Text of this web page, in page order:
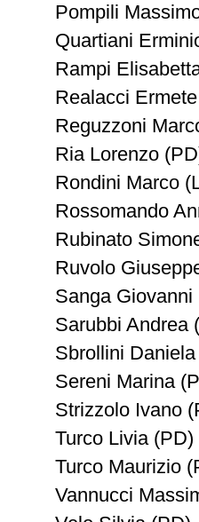
Pompili
Quartiani
Rampi
Realacci
Reguzzoni
Ria Lorenzo
Rondini Marco
Rossomando
Rubinato
Ruvolo
Sanga
Sarubbi Andrea
Sbrollini
Sereni Marina
Strizzolo Ivano
Turco Livia
Turco Maurizio
Vannucci